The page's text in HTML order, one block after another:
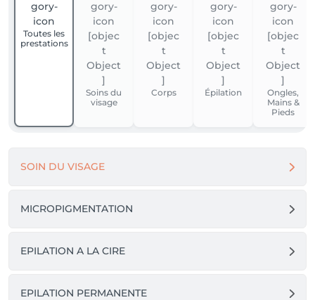
Toutes les
prestations
Soins du
visage
Corps Épilation
Ongles,
Mains &
Pieds
SOIN DU VISAGE
MICROPIGMENTATION
EPILATION A LA CIRE
EPILATION PERMANENTE